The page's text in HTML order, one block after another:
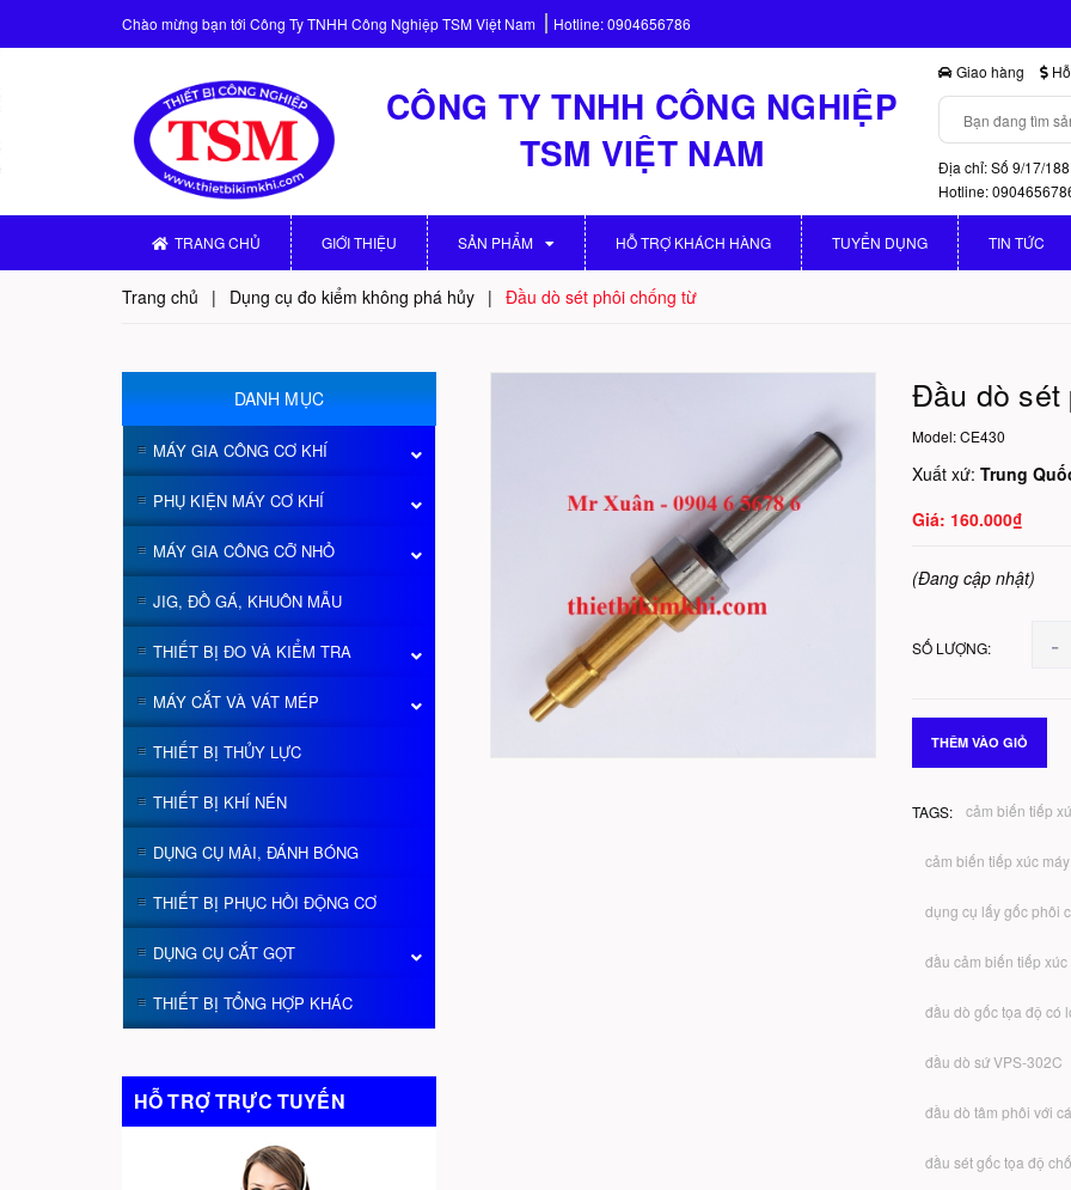
Chào mừng bạn tới Công Ty TNHH Công Nghiệp TSM Việt Nam Hotline:0904656786
CÔNG TY TNHH CÔNG NGHIỆP
TSM VIỆT NAM
Giao hàng
Địa chỉ: Số 9/17/
Hotline:
TRANG CHỦ GIỚI THIỆU SẢN PHẨM HỖ TRỢ KHÁCH HÀNG TUYỂN DỤNG TIN TỨC
Trang chủ | Dụng cụ đo kiểm không phá hủy | Đầu dò sét phôi chống từ
DANH MỤC
MÁY GIA CÔNG CƠ KHÍ
PHỤ KIỆN MÁY CƠ KHÍ
MÁY GIA CÔNG CỠ NHỎ
JIG, ĐỒ GÁ, KHUÔN MẪU
THIẾT BỊ ĐO VÀ KIỂM TRA
MÁY CẮT VÀ VÁT MÉP
THIẾT BỊ THỦY LỰC
THIẾT BỊ KHÍ NÉN
DỤNG CỤ MÀI, ĐÁNH BÓNG
THIẾT BỊ PHỤC HỒI ĐỘNG CƠ
DỤNG CỤ CẮT GỌT
THIẾT BỊ TỔNG HỢP KHÁC
HỖ TRỢ TRỰC TUYẾN
Đầu dò sét
Model:CE430
Xuất xứ: Trung
160.000₫
(Đang cập nhật)
SỐ LƯỢNG: -
THÊM VÀO GIỎ
TAGS: cảm biến tiếp
cảm biến tiếp xúc
dụng cụ lấy gốc phôi
đầu cảm biến tiếp
đầu dò gốc tọa độ có
đầu dò sứ VPS-302C
đầu dò tâm phôi với
đầu sét gốc tọa độ